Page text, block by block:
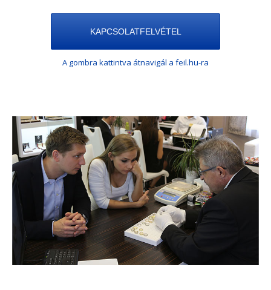
KAPCSOLATFELVÉTEL
A gombra kattintva átnavigál a feil.hu-ra